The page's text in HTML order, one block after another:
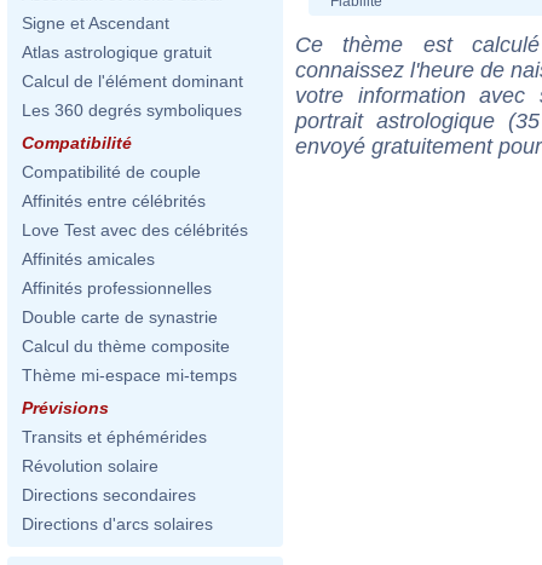
Signe et Ascendant
Atlas astrologique gratuit
Calcul de l'élément dominant
Les 360 degrés symboliques
Compatibilité
Compatibilité de couple
Affinités entre célébrités
Love Test avec des célébrités
Affinités amicales
Affinités professionnelles
Double carte de synastrie
Calcul du thème composite
Thème mi-espace mi-temps
Prévisions
Transits et éphémérides
Révolution solaire
Directions secondaires
Directions d'arcs solaires
Ce thème est
connaissez l'heure de
votre information
portrait astrologique
envoyé gratuitement